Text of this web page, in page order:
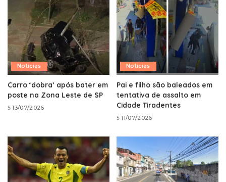
Notícias
Carro ‘dobra’ após bater em
poste na Zona Leste de SP
13/07/2026
Notícias
Pai e filho são baleados em
tentativa de assalto em
Cidade Tiradentes
11/07/2026